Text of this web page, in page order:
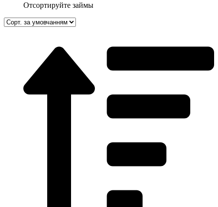
Отсортируйте займы